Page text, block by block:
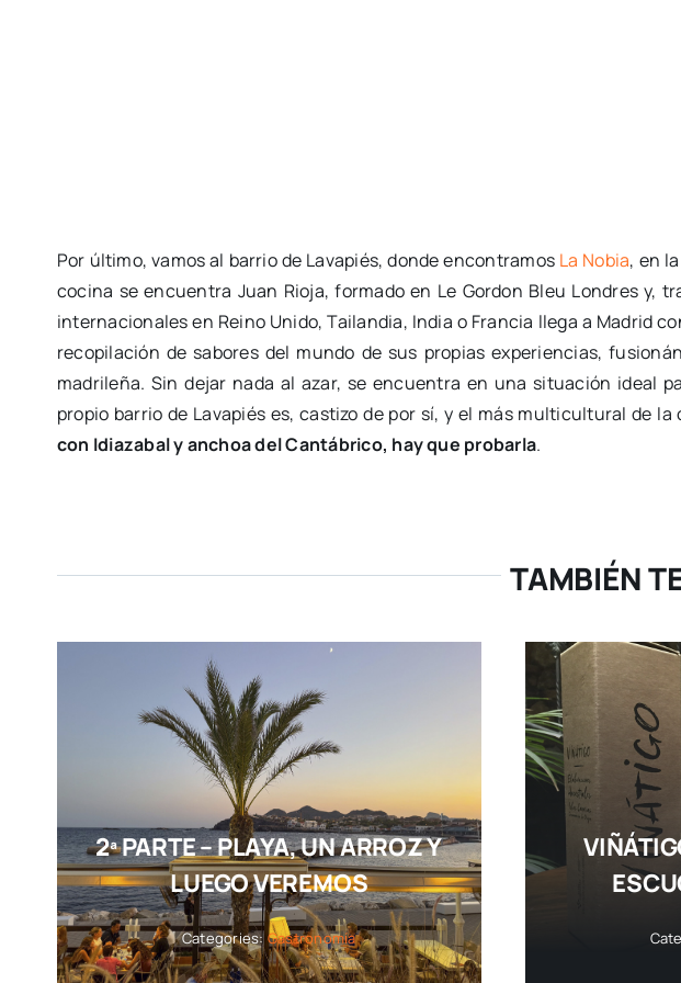
Por último, vamos al barrio de Lavapiés, donde encontramos La Nobia, en
cocina se encuentra Juan Rioja, formado en Le Gordon Bleu Londres y,
internacionales en Reino Unido, Tailandia, India o Francia llega a Madrid
recopilación de sabores del mundo de sus propias experiencias,
madrileña. Sin dejar nada al azar, se encuentra en una situación ideal
propio barrio de Lavapiés es, castizo de por sí, y el más multicultural de
con Idiazabal y anchoa del Cantábrico, hay que probarla.
TAMBIÉN
2ª PARTE – PLAYA, UN ARROZ Y
LUEGO VEREMOS
Categories:Gastronomía